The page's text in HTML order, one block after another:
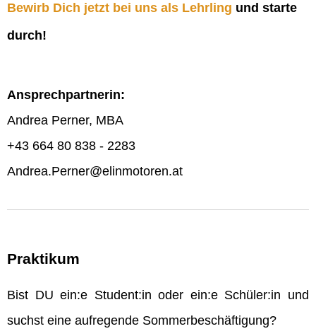
Bewirb Dich jetzt bei uns als Lehrling und starte
durch!
Ansprechpartnerin:
Andrea Perner, MBA
+43 664 80 838 - 2283
Andrea.Perner@elinmotoren.at
Praktikum
Bist DU ein:e Student:in oder ein:e Schüler:in und
suchst eine aufregende Sommerbeschäftigung?